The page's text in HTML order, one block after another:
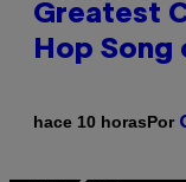
Greatest
Hop Song
hace 10 horasPor